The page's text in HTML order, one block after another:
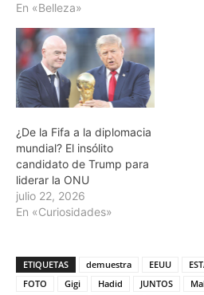
En «Belleza»
¿De la Fifa a la diplomacia
mundial? El insólito
candidato de Trump para
liderar la ONU
julio 22, 2026
En «Curiosidades»
ETIQUETAS demuestra EEUU
FOTO
Gigi Hadid JUNTOS